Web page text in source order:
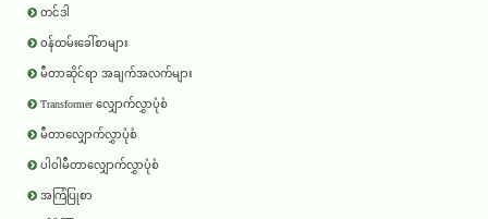
တင်ဒါ
ဝန်ထမ်းခေါ်စာများ
မီတာဆိုင်ရာ အချက်အလက်များ
Transformer လျှောက်လွှာပုံစံ
မီတာလျှောက်လွှာပုံစံ
ပါဝါမီတာလျှောက်လွှာပုံစံ
အကြံပြုစာ